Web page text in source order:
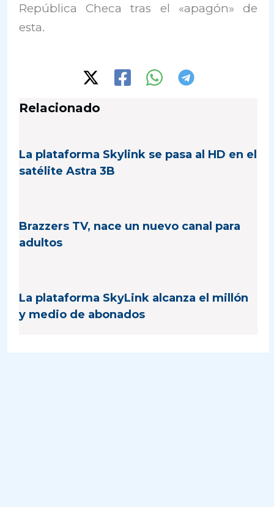
República Checa tras el «apagón» de
esta.
Relacionado
La plataforma Skylink se pasa al HD en el
satélite Astra 3B
Brazzers TV, nace un nuevo canal para
adultos
La plataforma SkyLink alcanza el millón
y medio de abonados